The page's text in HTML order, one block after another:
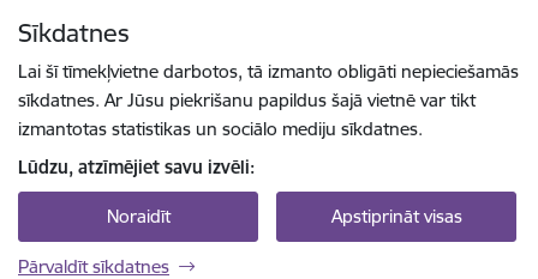
Sīkdatnes
Lai šī tīmekļvietne darbotos, tā izmanto obligāti nepieciešamās
sīkdatnes. Ar Jūsu piekrišanu papildus šajā vietnē var tikt
izmantotas statistikas un sociālo mediju sīkdatnes.
Lūdzu, atzīmējiet savu izvēli:
Noraidīt Apstiprināt visas
Pārvaldīt sīkdatnes